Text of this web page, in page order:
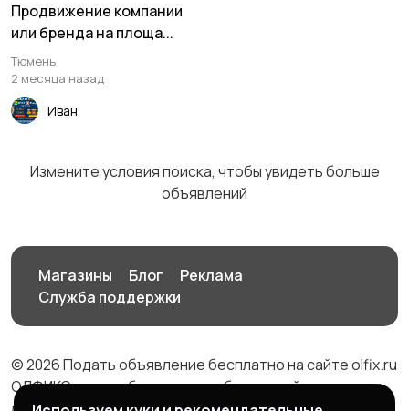
Фото- и видеосъемка
строительство
Продвижение компании
или бренда на площа...
Тюмень
2 месяца назад
Иван
Измените условия поиска, чтобы увидеть больше
объявлений
Магазины Блог
Реклама
Служба поддержки
© 2026 Подать объявление бесплатно на сайте olfix.ru
ОЛФИКС - доска беспалтных объявлений от частных